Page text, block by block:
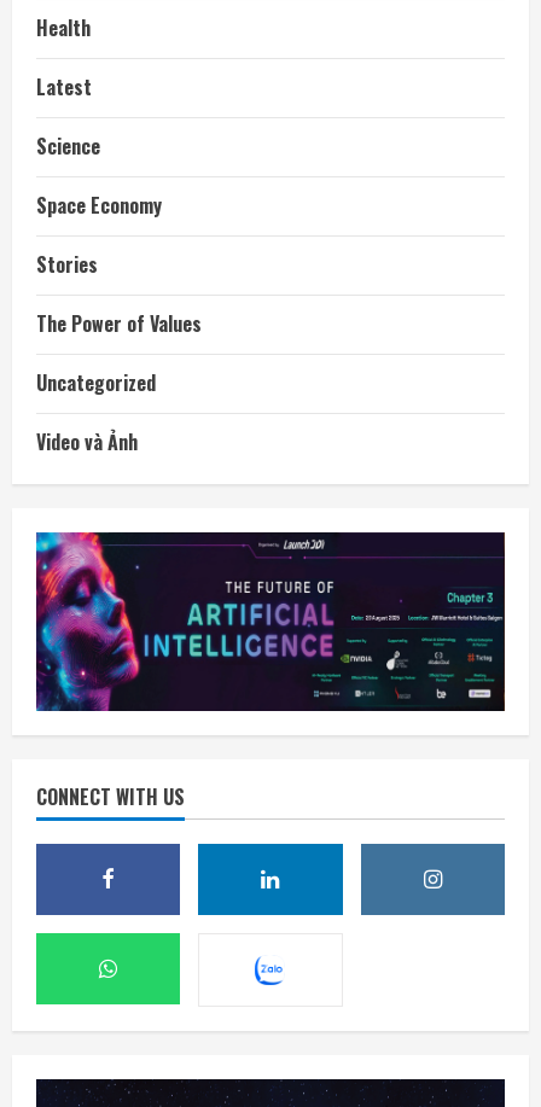
Health
Latest
Science
Space Economy
Stories
The Power of Values
Uncategorized
Video và Ảnh
CONNECT WITH US